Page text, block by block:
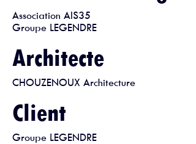
Association AIS35
Groupe LEGENDRE
Architecte
CHOUZENOUX Architecture
Client
Groupe LEGENDRE